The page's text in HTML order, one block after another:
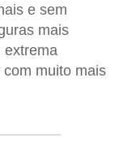
e sem
mais
extrema
muito mais